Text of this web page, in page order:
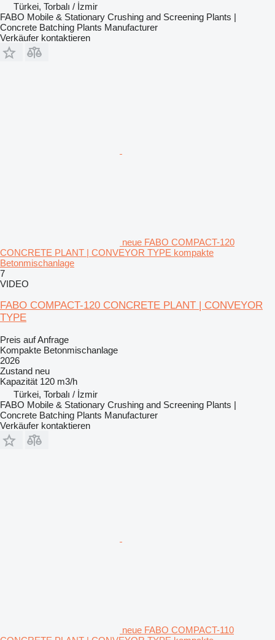
Türkei, Torbalı / İzmir
FABO Mobile & Stationary Crushing and Screening Plants |
Concrete Batching Plants Manufacturer
Verkäufer kontaktieren
neue FABO COMPACT-120
CONCRETE PLANT | CONVEYOR TYPE kompakte
Betonmischanlage
7
VIDEO
FABO COMPACT-120 CONCRETE PLANT | CONVEYOR
TYPE
Preis auf Anfrage
Kompakte Betonmischanlage
2026
Zustand neu
Kapazität 120 m3/h
Türkei, Torbalı / İzmir
FABO Mobile & Stationary Crushing and Screening Plants |
Concrete Batching Plants Manufacturer
Verkäufer kontaktieren
neue FABO COMPACT-110